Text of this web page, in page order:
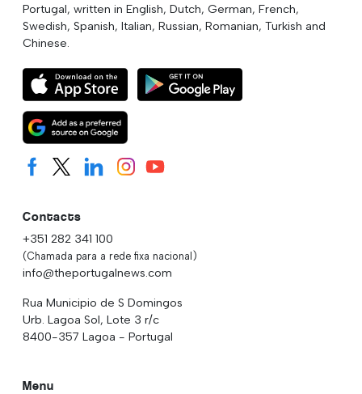
Portugal, written in English, Dutch, German, French,
Swedish, Spanish, Italian, Russian, Romanian, Turkish and
Chinese.
Contacts
+351 282 341 100
(Chamada para a rede fixa nacional)
info@theportugalnews.com
Rua Municipio de S Domingos
Urb. Lagoa Sol, Lote 3 r/c
8400-357 Lagoa - Portugal
Menu